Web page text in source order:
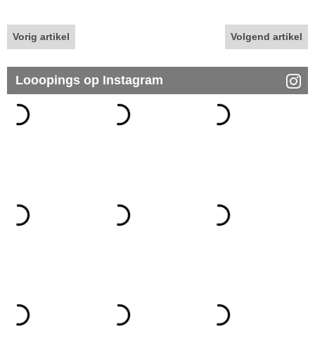
Vorig artikel Volgend artikel
Looopings op Instagram